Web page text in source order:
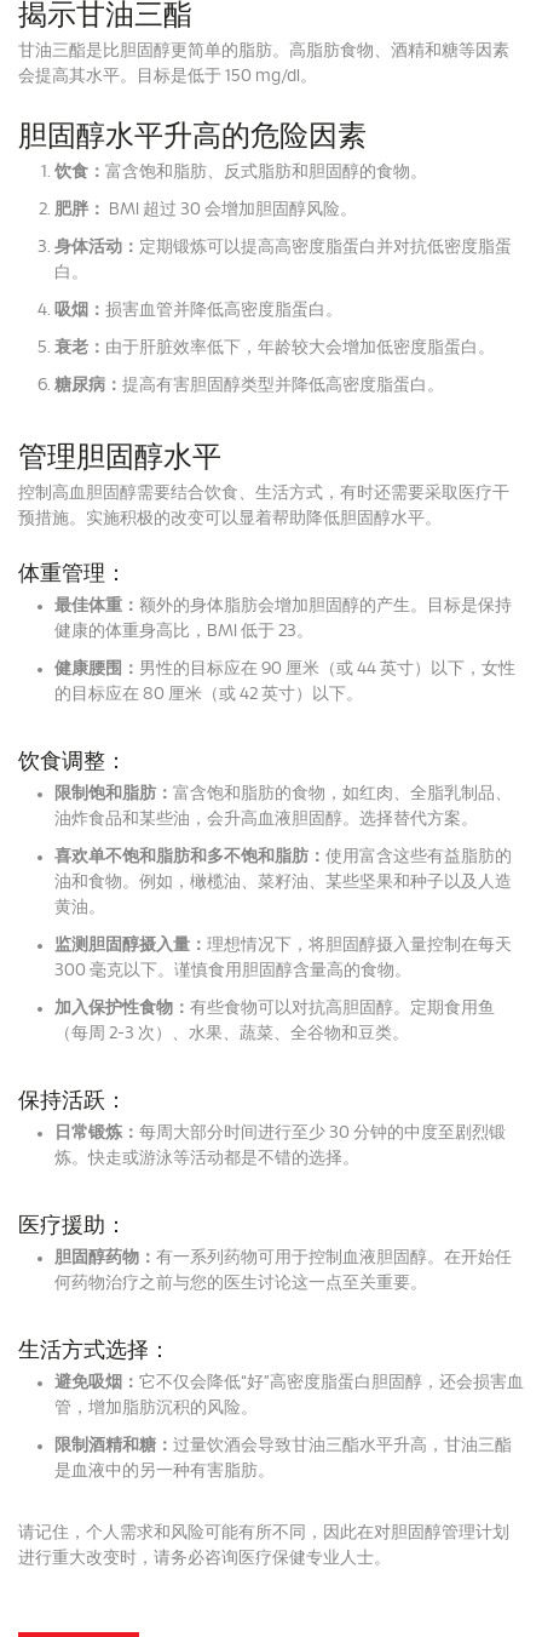
揭示甘油三酯
甘油三酯是比胆固醇更简单的脂肪。 高脂肪食物、酒精和糖等因素
会提高其水平。
目标是低于 150 mg/dl。
胆固醇水平升高的危险因素
饮食： 富含饱和脂肪、反式脂肪和胆固醇的食物。
肥胖： BMI 超过 30 会增加胆固醇风险。
身体活动： 定期锻炼可以提高高密度脂蛋白并对抗低密度脂蛋
白。
吸烟： 损害血管并降低高密度脂蛋白。
衰老： 由于肝脏效率低下，年龄较大会增加低密度脂蛋白。
糖尿病： 提高有害胆固醇类型并降低高密度脂蛋白。
管理胆固醇水平
控制高血胆固醇需要结合饮食、生活方式，有时还需要采取医疗干
预措施。 实施积极的改变可以显着帮助降低胆固醇水平。
体重管理：
最佳体重： 额外的身体脂肪会增加胆固醇的产生。
目标是保持
健康的体重身高比，BMI 低于 23。
健康腰围： 男性的目标应在 90 厘米（或 44 英寸）以下，女性
的目标应在 80 厘米（或 42 英寸）以下。
饮食调整：
限制饱和脂肪： 富含饱和脂肪的食物，如红肉、全脂乳制品、
油炸食品和某些油，会升高血液胆固醇。 选择替代方案。
喜欢单不饱和脂肪和多不饱和脂肪： 使用富含这些有益脂肪的
油和食物。 例如，橄榄油、菜籽油、某些坚果和种子以及人造
黄油。
监测胆固醇摄入量： 理想情况下，将胆固醇摄入量控制在每天
300 毫克以下。 谨慎食用胆固醇含量高的食物。
加入保护性食物： 有些食物可以对抗高胆固醇。 定期食用鱼
（每周 2-3 次）、水果、蔬菜、全谷物和豆类。
保持活跃：
日常锻炼： 每周大部分时间进行至少 30 分钟的中度至剧烈锻
炼。快走或游泳等活动都是不错的选择。
医疗援助：
胆固醇药物： 有一系列药物可用于控制血液胆固醇。 在开始任
何药物治疗之前与您的医生讨论这一点至关重要。
生活方式选择：
避免吸烟： 它不仅会降低“好”高密度脂蛋白胆固醇，还会损害血
管，增加脂肪沉积的风险。
限制酒精和糖： 过量饮酒会导致甘油三酯水平升高，甘油三酯
是血液中的另一种有害脂肪。
请记住，个人需求和风险可能有所不同，因此在对胆固醇管理计划
进行重大改变时，请务必咨询医疗保健专业人士。